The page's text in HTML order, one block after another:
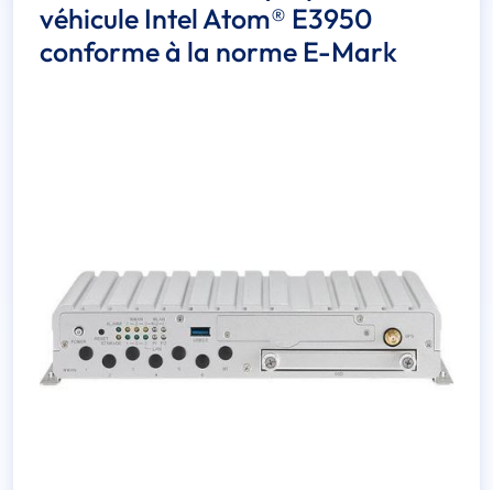
véhicule Intel Atom® E3950
conforme à la norme E-Mark